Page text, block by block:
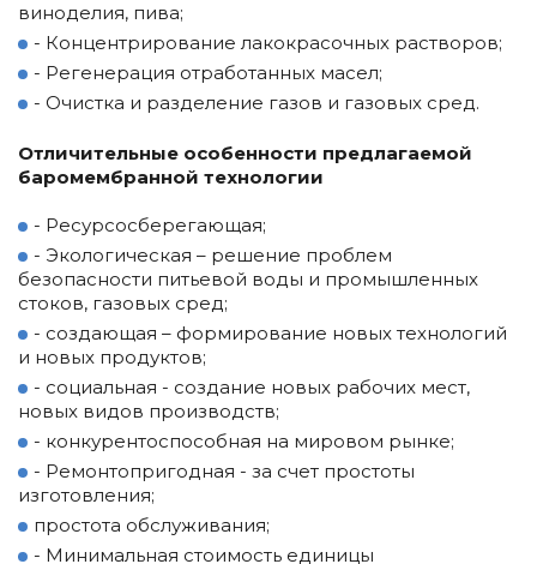
виноделия, пива;
- Концентрирование лакокрасочных растворов;
- Регенерация отработанных масел;
- Очистка и разделение газов и газовых сред.
Отличительные особенности предлагаемой
баромембранной технологии
- Ресурсосберегающая;
- Экологическая – решение проблем
безопасности питьевой воды и промышленных
стоков, газовых сред;
- создающая – формирование новых технологий
и новых продуктов;
- социальная - создание новых рабочих мест,
новых видов производств;
- конкурентоспособная на мировом рынке;
- Ремонтопригодная - за счет простоты
изготовления;
простота обслуживания;
- Минимальная стоимость единицы